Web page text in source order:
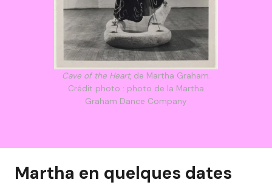
Cave of the Heart, de Martha Graham.
Crédit photo : photo de la Martha
Graham Dance Company
Martha en quelques dates